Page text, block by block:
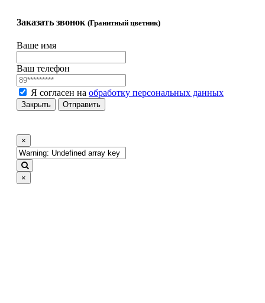
Заказать звонок (Гранитный цветник)
Ваше имя
Ваш телефон
Я согласен на обработку персональных данных
Закрыть Отправить
×
×